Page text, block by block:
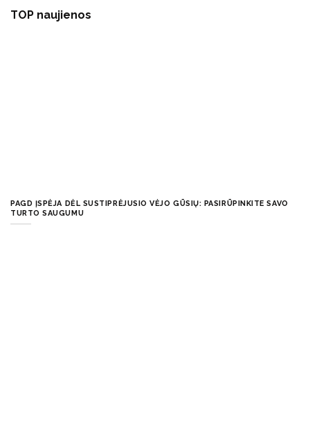
TOP naujienos
PAGD ĮSPĖJA DĖL SUSTIPRĖJUSIO VĖJO GŪSIŲ: PASIRŪPINKITE SAVO
TURTO SAUGUMU